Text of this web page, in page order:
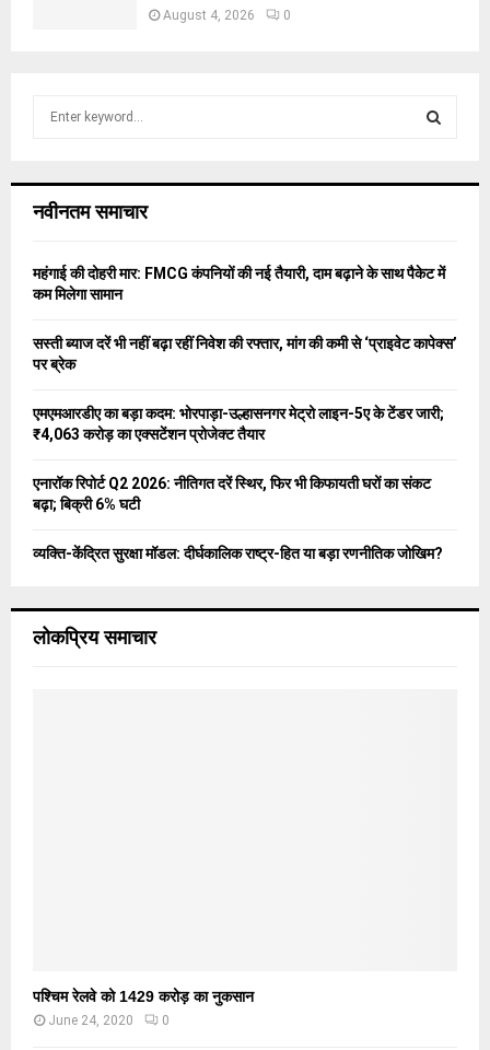
August 4, 2026 0
h
o
r
C
नवीनतम समाचार
महंगाई की दोहरी मार: FMCG कंपनियों की नई तैयारी, दाम बढ़ाने के साथ पैकेट में
कम मिलेगा सामान
सस्ती ब्याज दरें भी नहीं बढ़ा रहीं निवेश की रफ्तार, मांग की कमी से ‘प्राइवेट कापेक्स’
पर ब्रेक
एमएमआरडीए का बड़ा कदम: भोरपाड़ा-उल्हासनगर मेट्रो लाइन-5ए के टेंडर जारी;
₹4,063 करोड़ का एक्सटेंशन प्रोजेक्ट तैयार
एनारॉक रिपोर्ट Q2 2026: नीतिगत दरें स्थिर, फिर भी किफायती घरों का संकट
बढ़ा; बिक्री 6% घटी
व्यक्ति-केंद्रित सुरक्षा मॉडल: दीर्घकालिक राष्ट्र-हित या बड़ा रणनीतिक जोखिम?
लोकप्रिय समाचार
पश्चिम रेलवे को 1429 करोड़ का नुकसान
June 24, 2020 0